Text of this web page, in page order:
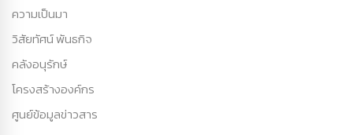
ความเป็นมา
วิสัยทัศน์ พันธกิจ
คลังอนุรักษ์
โครงสร้างองค์กร
ศูนย์ข้อมูลข่าวสาร